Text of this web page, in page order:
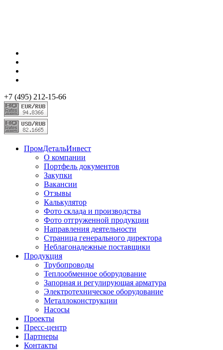
+7 (495) 212-15-66
ПромДетальИнвест
О компании
Портфель документов
Закупки
Вакансии
Отзывы
Калькулятор
Фото склада и производства
Фото отгруженной продукции
Направления деятельности
Страница генерального директора
Неблагонадежные поставщики
Продукция
Трубопроводы
Теплообменное оборудование
Запорная и регулирующая арматура
Электротехническое оборудование
Металлоконструкции
Насосы
Проекты
Пресс-центр
Партнеры
Контакты